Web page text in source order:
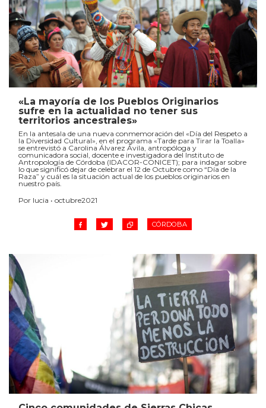
«La mayoría de los Pueblos Originarios
sufre en la actualidad no tener sus
territorios ancestrales»
En la antesala de una nueva conmemoración del «Día del Respeto a
la Diversidad Cultural», en el programa «Tarde para Tirar la Toalla»
se entrevistó a Carolina Álvarez Ávila, antropóloga y
comunicadora social, docente e investigadora del Instituto de
Antropología de Córdoba (IDACOR-CONICET); para indagar sobre
lo que significó dejar de celebrar el 12 de Octubre como “Día de la
Raza” y cuál es la situación actual de los pueblos originarios en
nuestro país.
Por lucia • octubre2021
CÓRDOBA